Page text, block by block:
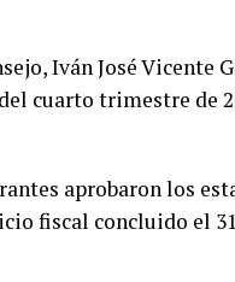
Iván José Vicente
cuarto trimestre de
aprobaron los
fiscal concluido el